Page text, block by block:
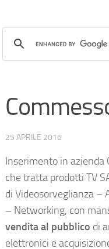
25 APRILE 2016
Inserimento in azienda
che tratta prodotti TV
di Videosorveglianza –
– Networking, con
vendita al pubblico di
elettronici e